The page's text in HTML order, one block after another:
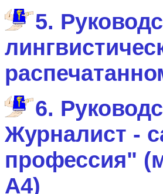
5.
6.
Журналист -
профессия"
А4)